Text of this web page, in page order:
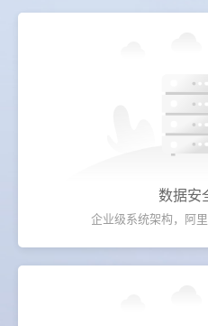
数据安
企业级系统架构，阿